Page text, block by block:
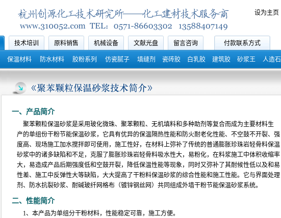
设为主页
技术培训 原料销售 机械设备 文献光盘 留言咨询 付款联系方式
保温材料 防水材料 胶粉系列 仿瓷腻子 填缝剂 瓷砖胶 白乳胶 建筑胶 砂浆王 人造石
一、产品简介
聚苯颗粒保温砂浆是采用玻化微珠、聚苯颗粒、无机填料和多种助剂等复合而成为主要材料生
产的单组份干粉节能保温砂浆，它具有优异的保温隔热性能和防火耐老化性能、不空鼓不开裂、强
度高、现场施工加水搅拌即可使用，施工性好，在材料上弥补了传统的普通膨胀珍珠岩轻骨料保温
砂浆中的诸多缺陷和不足，克服了膨胀珍珠岩轻骨料吸水性大，易粉化，在料浆施工中体积收缩率
大，易造成产品后期强度低和空鼓开裂，降低保温性能等现象，同时又弥补了其耐候性低以及和易
性差、施工中反弹性大等缺陷，大大提高了干粉料保温砂浆的综合性能和施工性能。它与界面处理
剂、防水抗裂砂浆、耐碱玻纤网格布（镀锌钢丝网）共同组成外墙干粉节能保温砂浆系统。
二、 性能简介
1、本产品为单组分干粉材料，性能稳定可靠，施工方便。